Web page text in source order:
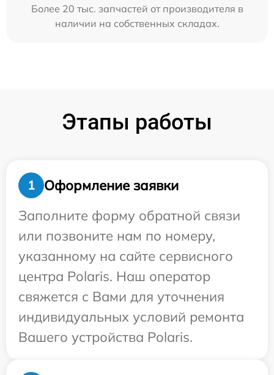
Более 20 тыс. запчастей от производителя в
наличии на собственных складах.
Этапы работы
1
Оформление заявки
Заполните форму обратной связи
или позвоните нам по номеру,
указанному на сайте сервисного
центра Polaris. Наш оператор
свяжется с Вами для уточнения
индивидуальных условий ремонта
Вашего устройства Polaris.